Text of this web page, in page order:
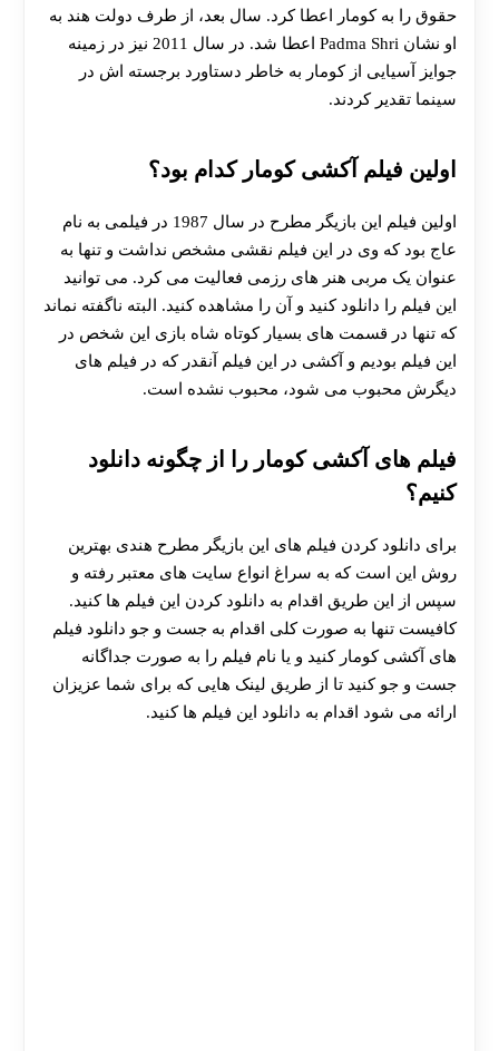
حقوق را به کومار اعطا کرد. سال بعد، از طرف دولت هند به
او نشان Padma Shri اعطا شد. در سال 2011 نیز در زمینه
جوایز آسیایی از کومار به خاطر دستاورد برجسته ‌اش در
سینما تقدیر کردند.
اولین فیلم آکشی کومار کدام بود؟
اولین فیلم این بازیگر مطرح در سال 1987 در فیلمی به نام
عاج بود که وی در این فیلم نقشی مشخص نداشت و تنها به
عنوان یک مربی هنر های رزمی فعالیت می کرد. می توانید
این فیلم را دانلود کنید و آن را مشاهده کنید. البته ناگفته نماند
که تنها در قسمت های بسیار کوتاه شاه بازی این شخص در
این فیلم بودیم و آکشی در این فیلم آنقدر که در فیلم های
دیگرش محبوب می شود، محبوب نشده است.
فیلم های آکشی‌ کومار را از چگونه دانلود
کنیم؟
برای دانلود کردن فیلم های این بازیگر مطرح هندی بهترین
روش این است که به سراغ انواع سایت های معتبر رفته و
سپس از این طریق اقدام به دانلود کردن این فیلم ها کنید.
کافیست تنها به صورت کلی اقدام به جست و جو دانلود فیلم
های آکشی کومار کنید و یا نام فیلم را به صورت جداگانه
جست و جو کنید تا از طریق لینک هایی که برای شما عزیزان
ارائه می شود اقدام به دانلود این فیلم ها کنید.